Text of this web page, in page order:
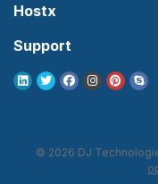
Hostx
Support
© 2026 DJ